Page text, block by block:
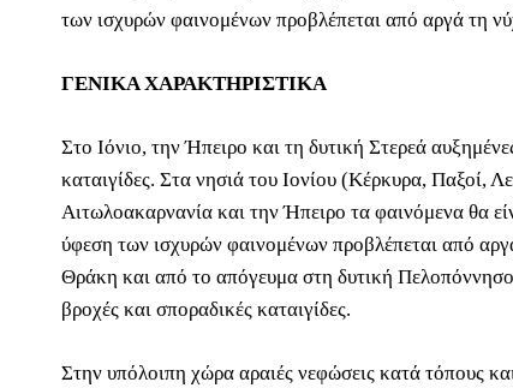
των ισχυρών φαινομένων προβλέπεται από αργά τη
ΓΕΝΙΚΑ ΧΑΡΑΚΤΗΡΙΣΤΙΚΑ
Στο Ιόνιο, την Ήπειρο και τη δυτική Στερεά
καταιγίδες. Στα νησιά του Ιονίου (Κέρκυρα, Παξοί,
Αιτωλοακαρνανία και την Ήπειρο τα φαινόμενα θα
ύφεση των ισχυρών φαινομένων προβλέπεται από
Θράκη και από το απόγευμα στη δυτική Πελοπόννησο
βροχές και σποραδικές καταιγίδες.
Στην υπόλοιπη χώρα αραιές νεφώσεις κατά τόπους